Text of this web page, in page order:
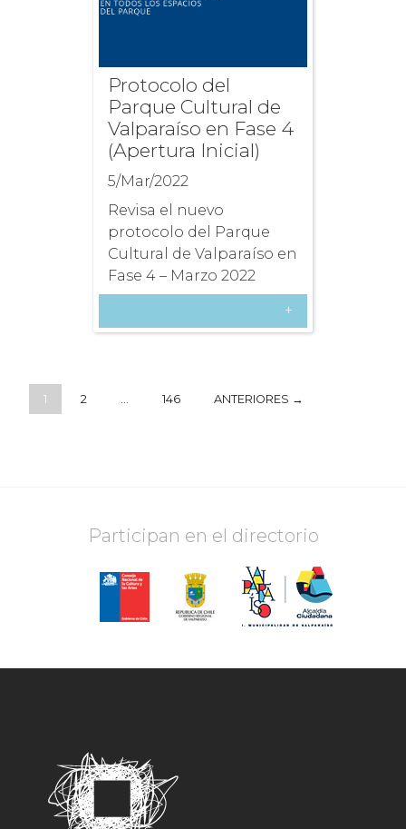
Protocolo del
Parque Cultural de
Valparaíso en Fase 4
(Apertura Inicial)
5/Mar/2022
Revisa el nuevo
protocolo del Parque
Cultural de Valparaíso en
Fase 4 – Marzo 2022
+
1 2 … 146 ANTERIORES →
Participan en el directorio